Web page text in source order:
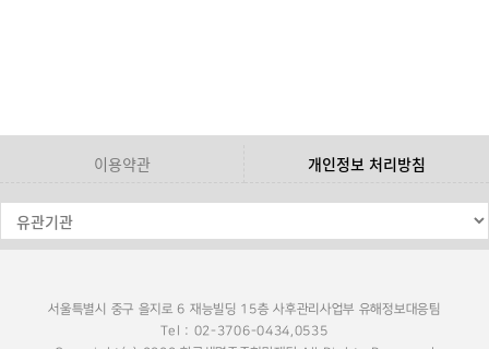
이용약관 개인정보 처리방침
서울특별시 중구 을지로 6 재능빌딩 15층 사후관리사업부 유해정보대응팀
Tel : 02-3706-0434,0535